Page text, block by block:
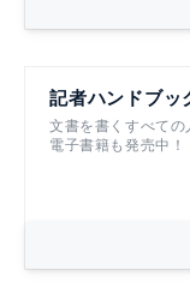
記者ハンドブッ
文書を書くすべての
電子書籍も発売中！